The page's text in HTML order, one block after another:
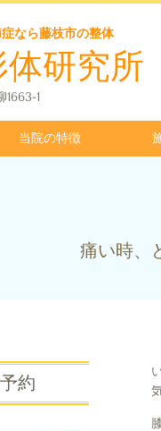
なら藤枝市の整体
研究所
1
当院の特徴
痛い時、
約